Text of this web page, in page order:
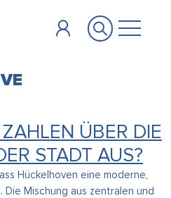
ÜBER DIE
STADT AUS?
Hückelhoven eine moderne,
Mischung aus zentralen und